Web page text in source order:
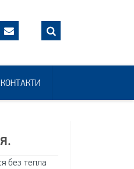
КОНТАКТИ
без тепла